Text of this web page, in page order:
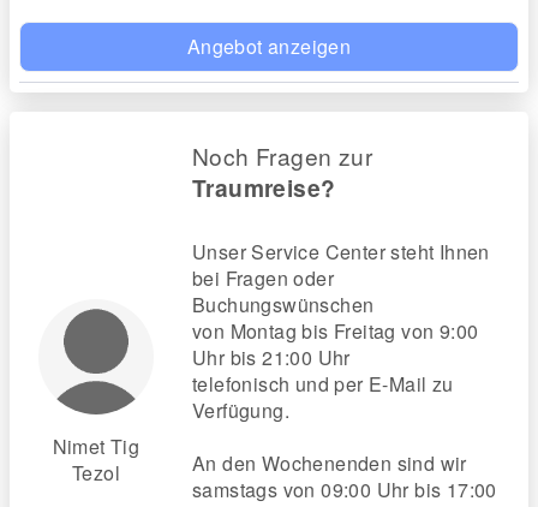
Angebot anzeigen
Nimet Tig
Tezol
Noch Fragen zur
Traumreise?
Unser Service Center steht Ihnen
bei Fragen oder
Buchungswünschen
von Montag bis Freitag von 9:00
Uhr bis 21:00 Uhr
telefonisch und per E-Mail zu
Verfügung.
An den Wochenenden sind wir
samstags von 09:00 Uhr bis 17:00